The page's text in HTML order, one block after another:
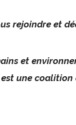
rejoindre et
et
est une